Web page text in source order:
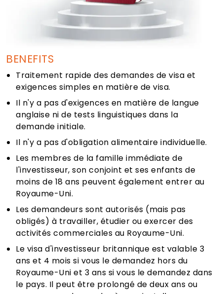
BENEFITS
Traitement rapide des demandes de visa et
exigences simples en matière de visa.
Il n'y a pas d'exigences en matière de langue
anglaise ni de tests linguistiques dans la
demande initiale.
Il n'y a pas d'obligation alimentaire individuelle.
Les membres de la famille immédiate de
l'investisseur, son conjoint et ses enfants de
moins de 18 ans peuvent également entrer au
Royaume-Uni.
Les demandeurs sont autorisés (mais pas
obligés) à travailler, étudier ou exercer des
activités commerciales au Royaume-Uni.
Le visa d'investisseur britannique est valable 3
ans et 4 mois si vous le demandez hors du
Royaume-Uni et 3 ans si vous le demandez dans
le pays. Il peut être prolongé de deux ans ou